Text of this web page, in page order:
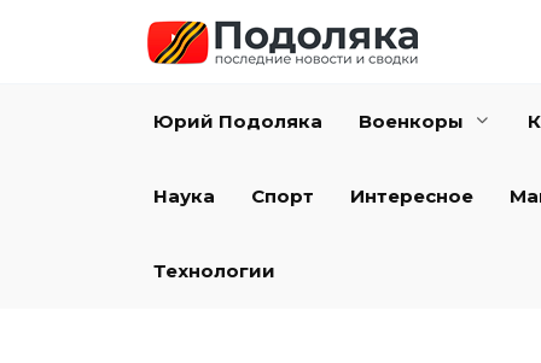
Юрий Подоляка Военкоры
Наука Спорт Интересное
Технологии